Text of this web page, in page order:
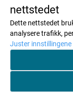
984996446
Savkadasmadii 17
9730 Karasjok
MENY
Om oss
Salgsbetingelser
Personvern
INFO
Personvern
Registrer deg
E-post
nettstedet
Dette nettstedet
analysere trafikk,
Juster innstillingene